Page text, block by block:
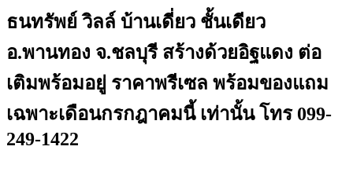
ธนทรัพย์ วิลล์ บ้านเดี่ยว ชั้นเดียว
อ.พานทอง จ.ชลบุรี สร้างด้วยอิฐแดง ต่อ
เติมพร้อมอยู่ ราคาพรีเซล พร้อมของแถม
เฉพาะเดือนกรกฎาคมนี้ เท่านั้น โทร 099-
249-1422